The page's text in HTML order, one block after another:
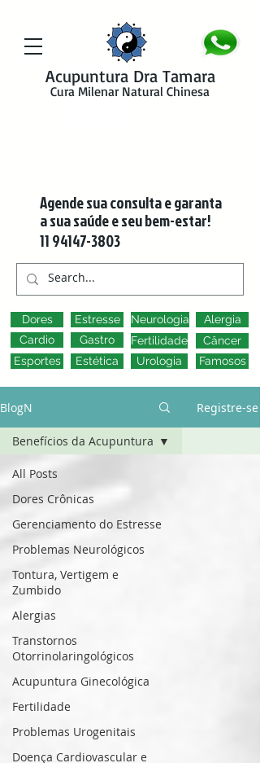
Acupuntura Dra Tamara
Cura Milenar Natural Chinesa
Agende sua consulta e garanta
a sua saúde e seu bem-estar!
11 94147-3803
Dores
Cardio
Esportes
Estresse
Gastro
Estética
Neurologia
Fertilidade
Urologia
Alergia
Câncer
Famosos
BlogN Registre-se
All Posts
Dores Crônicas
Gerenciamento do Estresse
Problemas Neurológicos
Tontura, Vertigem e
Zumbido
Alergias
Transtornos
Otorrinolaringológicos
Acupuntura Ginecológica
Fertilidade
Problemas Urogenitais
Doença Cardiovascular e
Benefícios da Acupuntura